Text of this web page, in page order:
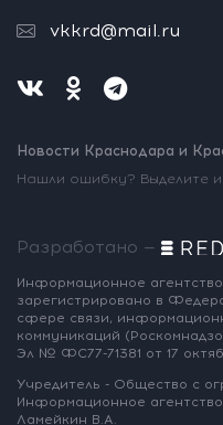
vkkrd@mail.ru
Новости Краснодара и
Нашли ошибку? Выделите
Разработано —
Информационное агентство
зарегистрировано в
сфере связи,
коммуникаций
Эл № ФС77-71381 от 17
Учредитель - Общество с
Информационное
Ламейкин В.А.